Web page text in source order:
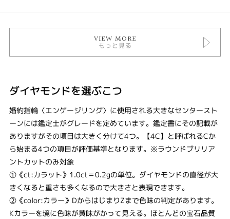
VIEW MORE
もっと見る
ダイヤモンドを選ぶこつ
婚約指輪〈エンゲージリング〉に使用される大きなセンタースト
ーンには鑑定士がグレードを定めています。鑑定書にその記載が
ありますがその項目は大きく分けて4つ。【4C】と呼ばれるCか
ら始まる4つの項目が評価基準となります。※ラウンドブリリア
ントカットのみ対象
①《ct:カラット》1.0ct＝0.2gの単位。ダイヤモンドの直径が大
きくなると重さも多くなるので大きさと表現できます。
②《color:カラー》DからはじまりZまで色味の判定があります。
Kカラーを境に色味が黄味がかって見える。ほとんどの宝石品質